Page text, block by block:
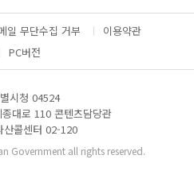
서
다
운
드
일 무단수집 거부
이용약관
PC버전
시청 04524
대로 110 콘텐츠담당관
산콜센터 02-120
Government all rights reserved.